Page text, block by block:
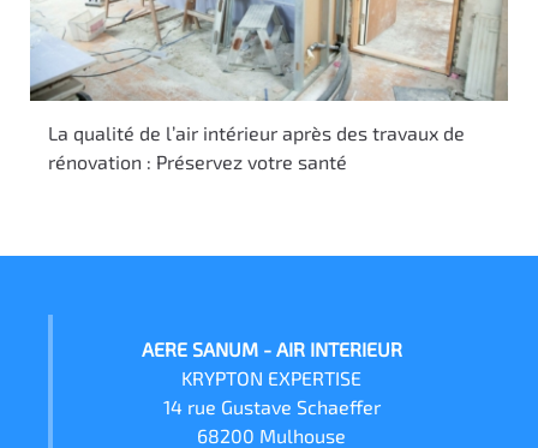
La qualité de l’air intérieur après des travaux de
rénovation : Préservez votre santé
AERE SANUM - AIR INTERIEUR
KRYPTON EXPERTISE
14 rue Gustave Schaeffer
68200 Mulhouse